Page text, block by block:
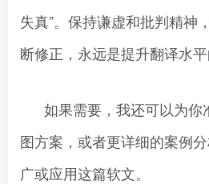
失真”。保持谦虚和批判精神
断修正，永远是提升翻译水平
如果需要，我还可以为
图方案，或者更详细的案例
广或应用这篇软文。